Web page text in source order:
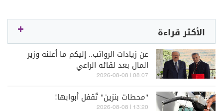
الأكثر قراءة
عن زيادات الرواتب.. إليكم ما أعلنه وزير
المال بعد لقائه الراعي
08:07 | 2026-08-08
"محطات بنزين" تُقفل أبوابها!
13:20 | 2026-08-08